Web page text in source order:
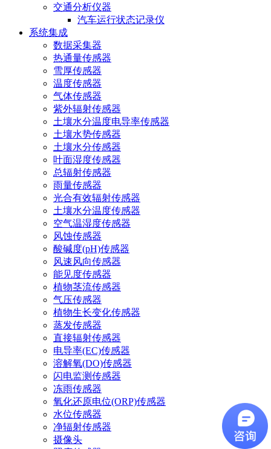
交通分析仪器
汽车运行状态记录仪
系统集成
数据采集器
热通量传感器
雪厚传感器
温度传感器
气体传感器
紫外辐射传感器
土壤水分温度电导率传感器
土壤水势传感器
土壤水分传感器
叶面湿度传感器
总辐射传感器
雨量传感器
光合有效辐射传感器
土壤水分温度传感器
空气温湿度传感器
风蚀传感器
酸碱度(pH)传感器
风速风向传感器
能见度传感器
植物茎流传感器
气压传感器
植物生长变化传感器
蒸发传感器
直接辐射传感器
电导率(EC)传感器
溶解氧(DO)传感器
闪电监测传感器
冻雨传感器
氧化还原电位(ORP)传感器
水位传感器
净辐射传感器
摄像头